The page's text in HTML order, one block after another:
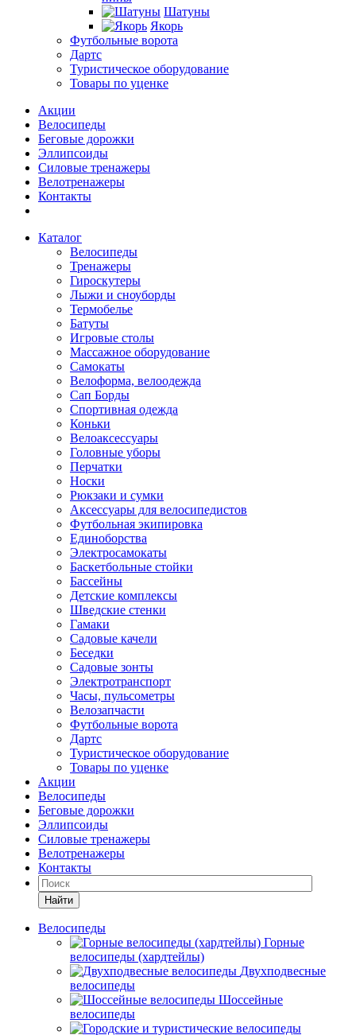
Шатуны
Якорь
Футбольные ворота
Дартс
Туристическое оборудование
Товары по уценке
Акции
Велосипеды
Беговые дорожки
Эллипсоиды
Силовые тренажеры
Велотренажеры
Контакты
Каталог
Велосипеды
Тренажеры
Гироскутеры
Лыжи и сноуборды
Термобелье
Батуты
Игровые столы
Массажное оборудование
Самокаты
Велоформа, велоодежда
Сап Борды
Спортивная одежда
Коньки
Велоаксессуары
Головные уборы
Перчатки
Носки
Рюкзаки и сумки
Аксессуары для велосипедистов
Футбольная экипировка
Единоборства
Электросамокаты
Баскетбольные стойки
Бассейны
Детские комплексы
Шведские стенки
Гамаки
Садовые качели
Беседки
Садовые зонты
Электротранспорт
Часы, пульсометры
Велозапчасти
Футбольные ворота
Дартс
Туристическое оборудование
Товары по уценке
Акции
Велосипеды
Беговые дорожки
Эллипсоиды
Силовые тренажеры
Велотренажеры
Контакты
Найти
Велосипеды
Горные
велосипеды (хардтейлы)
Двухподвесные
велосипеды
Шоссейные
велосипеды